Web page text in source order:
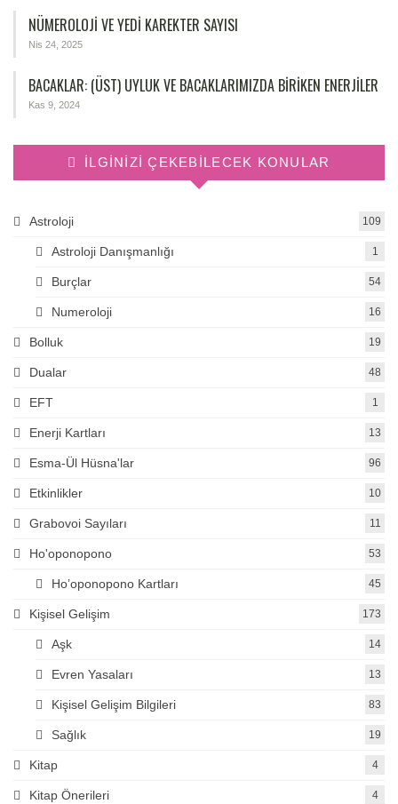
NÜMEROLOJİ VE YEDİ KAREKTER SAYISI
Nis 24, 2025
BACAKLAR: (ÜST) UYLUK VE BACAKLARIMIZDA BIRIKEN ENERJILER
Kas 9, 2024
İLGINIZI ÇEKEBILECEK KONULAR
Astroloji 109
Astroloji Danışmanlığı 1
Burçlar 54
Numeroloji 16
Bolluk 19
Dualar 48
EFT 1
Enerji Kartları 13
Esma-Ül Hüsna'lar 96
Etkinlikler 10
Grabovoi Sayıları 11
Ho'oponopono 53
Ho’oponopono Kartları 45
Kişisel Gelişim 173
Aşk 14
Evren Yasaları 13
Kişisel Gelişim Bilgileri 83
Sağlık 19
Kitap 4
Kitap Önerileri 4